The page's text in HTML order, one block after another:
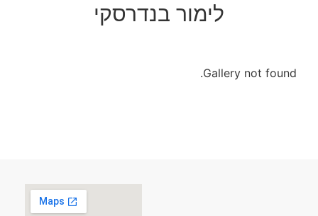
לימור בנדרסקי
Gallery not found.